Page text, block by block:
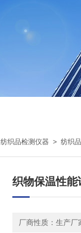
纺织品检测仪器 > 纺织
织物保温性能
厂商性质：生产厂